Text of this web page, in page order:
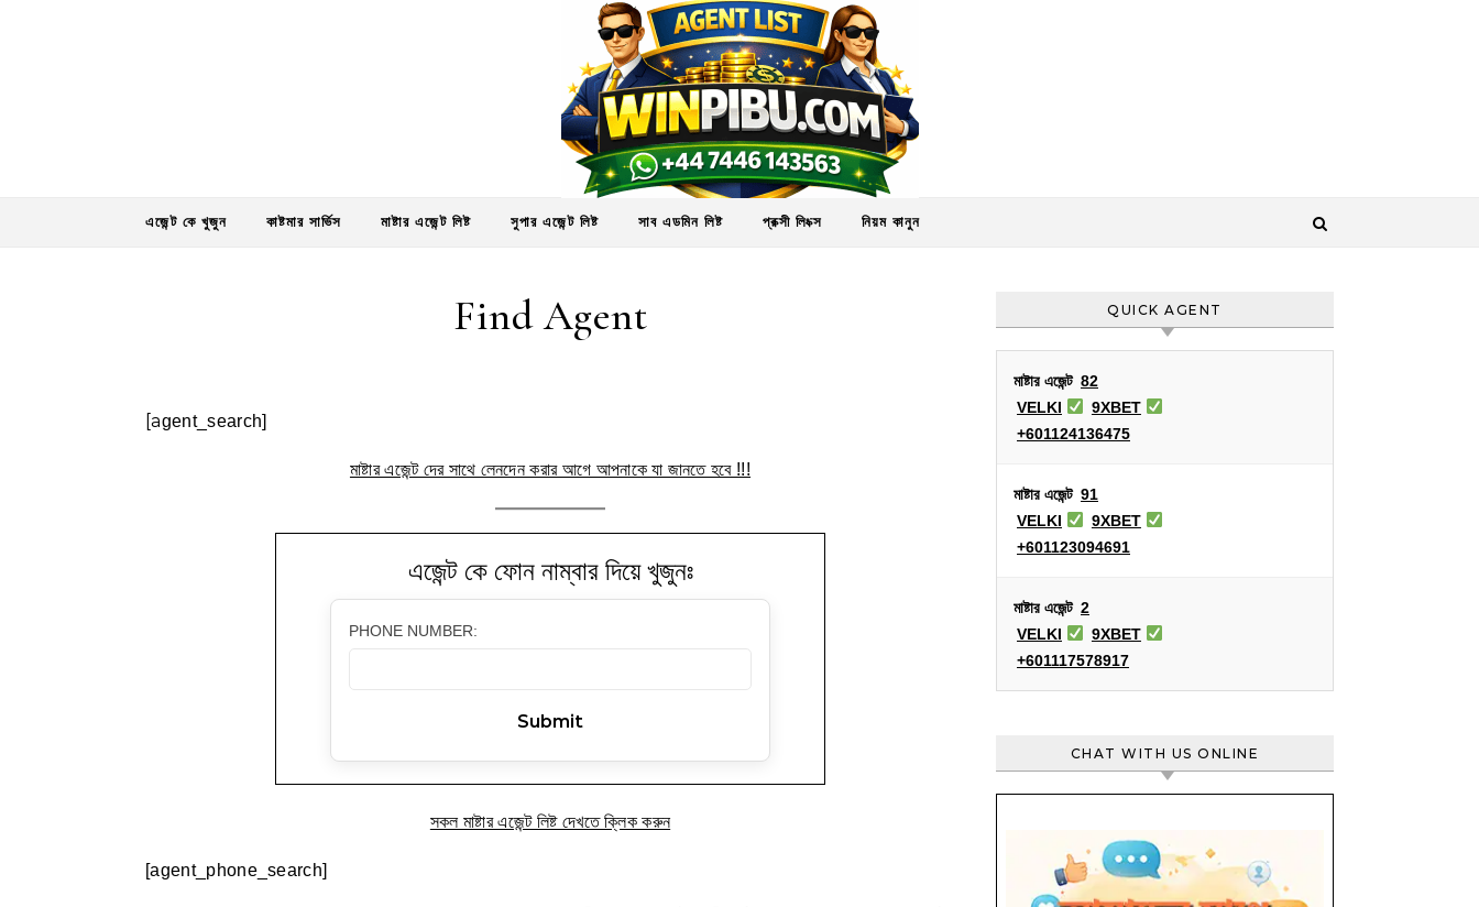
এজেন্ট কে খুজুন কাষ্টমার সার্ভিস মাষ্টার এজেন্ট লিষ্ট সুপার এজেন্ট লিষ্ট সাব এডমিন লিষ্ট প্রক্সী লিংক্স নিয়ম কানুন
Find Agent
[agent_search]
মাষ্টার এজেন্ট দের সাথে লেনদেন করার আগে আপনাকে যা জানতে হবে !!!
এজেন্ট কে ফোন নাম্বার দিয়ে খুজুনঃ
PHONE NUMBER:
সকল মাষ্টার এজেন্ট লিষ্ট দেখতে ক্লিক করুন
[agent_phone_search]
QUICK AGENT
মাষ্টার এজেন্ট 82
VELKI
9XBET
+601124136475
মাষ্টার এজেন্ট 91
VELKI
9XBET
+601123094691
মাষ্টার এজেন্ট 2
VELKI
9XBET
+601117578917
CHAT WITH US ONLINE